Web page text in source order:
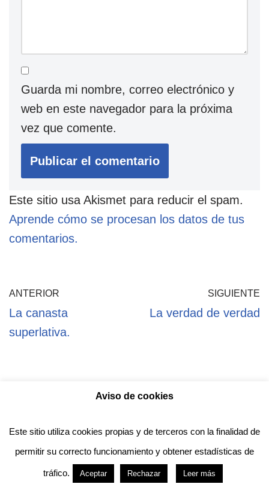
Guarda mi nombre, correo electrónico y
web en este navegador para la próxima
vez que comente.
Este sitio usa Akismet para reducir el spam.
Aprende cómo se procesan los datos de tus
comentarios.
ANTERIOR
La canasta
superlativa.
SIGUIENTE
La verdad de verdad
Política de Cookies
Anotado funciona gracias a
diseño del tema
Neve
Aviso de cookies
Este sitio utiliza cookies propias y de terceros con la finalidad de
permitir su correcto funcionamiento y obtener estadísticas de
tráfico. Aceptar Rechazar Leer más